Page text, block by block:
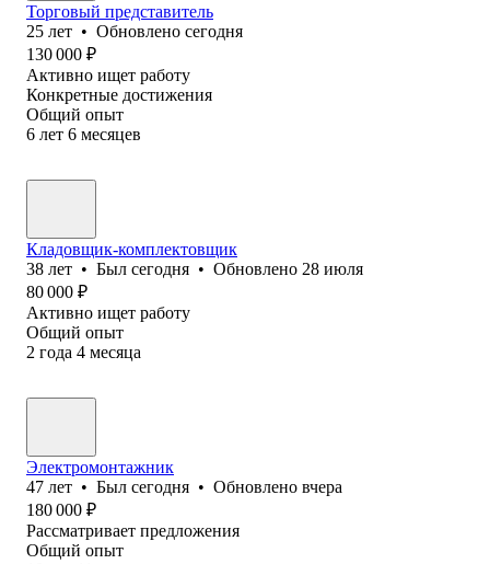
Торговый представитель
25 лет • Обновлено сегодня
130 000 ₽
Активно ищет работу
Конкретные достижения
Общий опыт
6 лет 6 месяцев
Кладовщик-комплектовщик
38 лет • Был сегодня • Обновлено 28 июля
80 000 ₽
Активно ищет работу
Общий опыт
2 года 4 месяца
Электромонтажник
47 лет • Был сегодня • Обновлено вчера
180 000 ₽
Рассматривает предложения
Общий опыт